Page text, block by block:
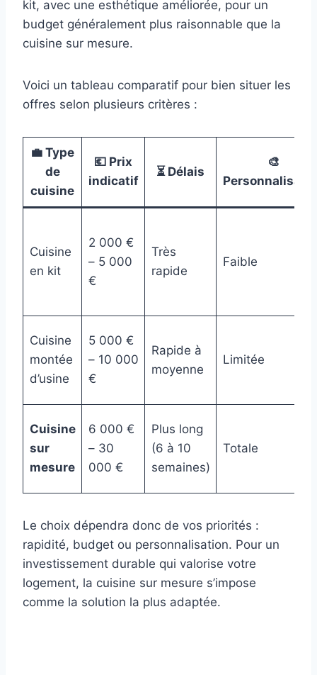
kit, avec une esthétique améliorée, pour un
budget généralement plus raisonnable que la
cuisine sur mesure.
Voici un tableau comparatif pour bien situer les
offres selon plusieurs critères :
💼 Type
de
cuisine
💶 Prix
indicatif
⏳ Délais
🎨
Cuisine
en kit
2 000 €
– 5 000
€
Très
rapide
Faible
Cuisine
montée
d’usine
5 000 €
– 10 000
€
Rapide à
moyenne
Limitée
Cuisine
sur
mesure
6 000 €
– 30
000 €
Plus long
(6 à 10
semaines)
Totale
Le choix dépendra donc de vos priorités :
rapidité, budget ou personnalisation. Pour un
investissement durable qui valorise votre
logement, la cuisine sur mesure s’impose
comme la solution la plus adaptée.